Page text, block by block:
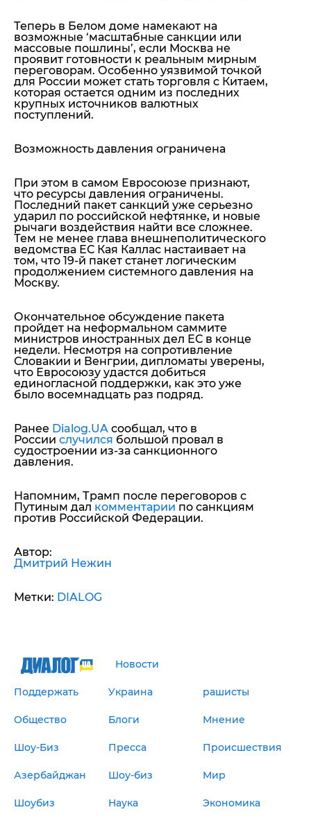
Теперь в Белом доме намекают на
возможные ‘масштабные санкции или
массовые пошлины’, если Москва не
проявит готовности к реальным мирным
переговорам. Особенно уязвимой точкой
для России может стать торговля с Китаем,
которая остается одним из последних
крупных источников валютных
поступлений.
Возможность давления ограничена
При этом в самом Евросоюзе признают,
что ресурсы давления ограничены.
Последний пакет санкций уже серьезно
ударил по российской нефтянке, и новые
рычаги воздействия найти все сложнее.
Тем не менее глава внешнеполитического
ведомства ЕС Кая Каллас настаивает на
том, что 19-й пакет станет логическим
продолжением системного давления на
Москву.
Окончательное обсуждение пакета
пройдет на неформальном саммите
министров иностранных дел ЕС в конце
недели. Несмотря на сопротивление
Словакии и Венгрии, дипломаты уверены,
что Евросоюзу удастся добиться
единогласной поддержки, как это уже
было восемнадцать раз подряд.
Ранее Dialog.UA сообщал, что в
России случился большой провал в
судостроении из-за санкционного
давления.
Напомним, Трамп после переговоров с
Путиным дал комментарии по санкциям
против Российской Федерации.
Автор:
Дмитрий Нежин
Метки: DIALOG
Новости
Поддержать Украина рашисты
Общество Блоги Мнение
Шоу-Биз Пресса Происшествия
Азербайджан Шоу-биз Мир
Шоубиз Наука Экономика